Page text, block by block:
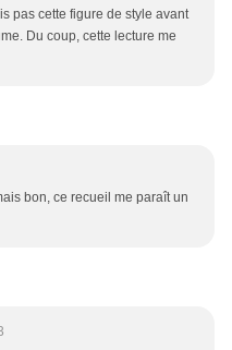
pas cette figure de style avant
Du coup, cette lecture me
bon, ce recueil me paraît un